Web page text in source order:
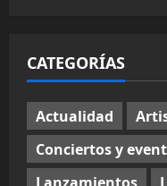
CATEGORÍAS
Actualidad
Conciertos y